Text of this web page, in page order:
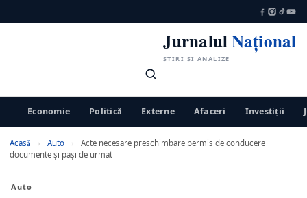
JurnalulNațional
ȘTIRI ȘI ANALIZE
Economie Politică Externe Afaceri Investiții
Acasă › Auto ›
Acte necesare preschimbare permis de conducere
documente și pași de urmat
Auto